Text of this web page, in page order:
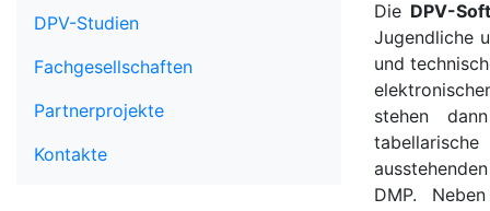
DPV-Studien
Fachgesellschaften
Partnerprojekte
Kontakte
Die DPV-
Jugendliche
und
stehen
tabellarische
DMP.